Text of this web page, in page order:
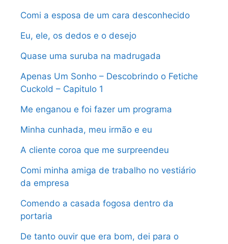
Comi a esposa de um cara desconhecido
Eu, ele, os dedos e o desejo
Quase uma suruba na madrugada
Apenas Um Sonho – Descobrindo o Fetiche
Cuckold – Capitulo 1
Me enganou e foi fazer um programa
Minha cunhada, meu irmão e eu
A cliente coroa que me surpreendeu
Comi minha amiga de trabalho no vestiário
da empresa
Comendo a casada fogosa dentro da
portaria
De tanto ouvir que era bom, dei para o